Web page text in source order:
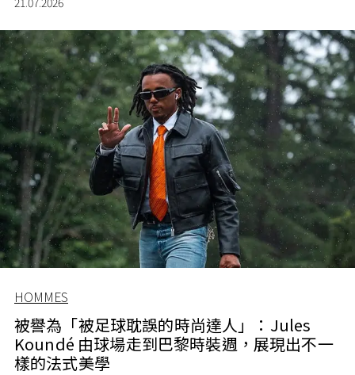
HOMMES
被譽為「被足球耽誤的時尚達人」：Jules
Koundé 由球場走到巴黎時裝週，展現出不一
樣的法式美學